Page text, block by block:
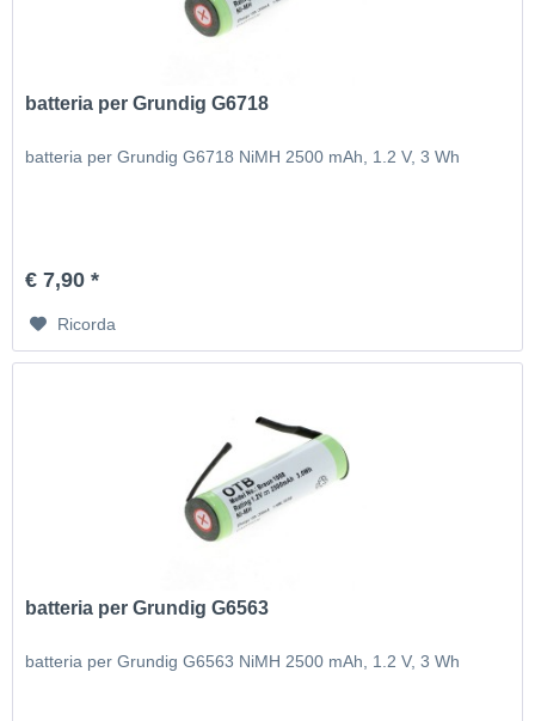
batteria per Grundig G6718
batteria per Grundig G6718 NiMH 2500 mAh, 1.2 V, 3 Wh
€ 7,90 *
Ricorda
batteria per Grundig G6563
batteria per Grundig G6563 NiMH 2500 mAh, 1.2 V, 3 Wh